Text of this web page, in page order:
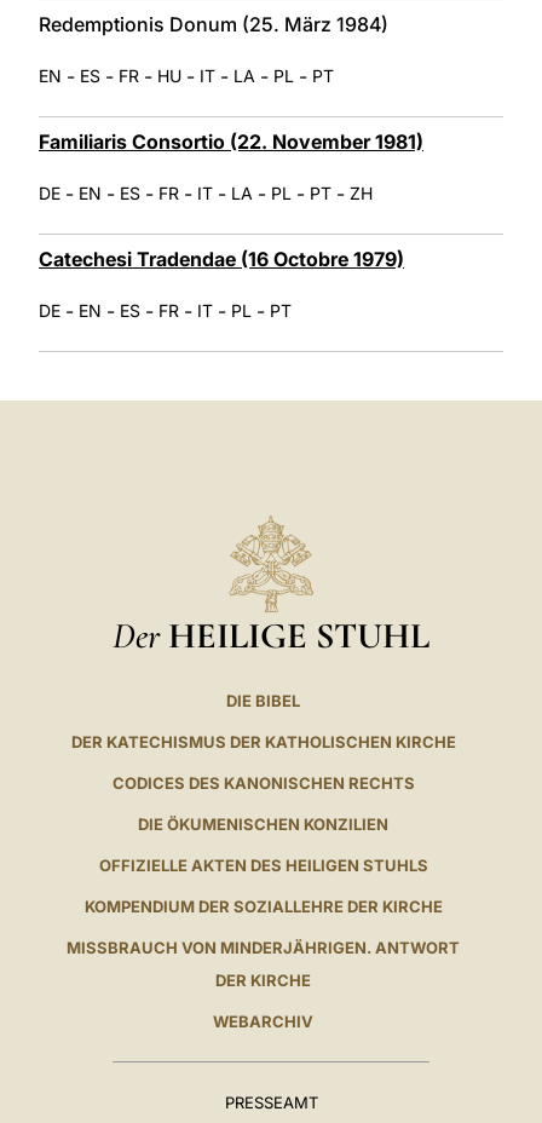
Redemptionis Donum (25. März 1984)
EN - ES - FR - HU - IT - LA - PL - PT
Familiaris Consortio (22. November 1981)
DE - EN - ES - FR - IT - LA - PL - PT - ZH
Catechesi Tradendae (16 Octobre 1979)
DE - EN - ES - FR - IT - PL - PT
Der HEILIGE STUHL
DIE BIBEL
DER KATECHISMUS DER KATHOLISCHEN KIRCHE
CODICES DES KANONISCHEN RECHTS
DIE ÖKUMENISCHEN KONZILIEN
OFFIZIELLE AKTEN DES HEILIGEN STUHLS
KOMPENDIUM DER SOZIALLEHRE DER KIRCHE
MISSBRAUCH VON MINDERJÄHRIGEN. ANTWORT
DER KIRCHE
WEBARCHIV
PRESSEAMT